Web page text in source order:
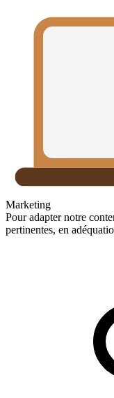
Marketing
Pour adapter notre
pertinentes, en